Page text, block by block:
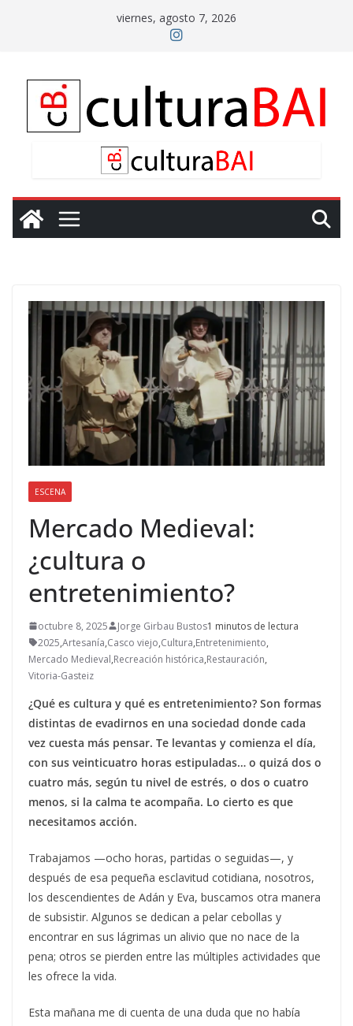
viernes, agosto 7, 2026
ESCENA
Mercado Medieval:
¿cultura o
entretenimiento?
octubre 8, 2025 Jorge Girbau Bustos1 minutos de lectura
2025,Artesanía,Casco viejo,Cultura,Entretenimiento,
Mercado Medieval,Recreación histórica,Restauración,
Vitoria-Gasteiz
¿Qué es cultura y qué es entretenimiento? Son formas
distintas de evadirnos en una sociedad donde cada
vez cuesta más pensar. Te levantas y comienza el día,
con sus veinticuatro horas estipuladas… o quizá dos o
cuatro más, según tu nivel de estrés, o dos o cuatro
menos, si la calma te acompaña. Lo cierto es que
necesitamos acción.
Trabajamos —ocho horas, partidas o seguidas—, y
después de esa pequeña esclavitud cotidiana, nosotros,
los descendientes de Adán y Eva, buscamos otra manera
de subsistir. Algunos se dedican a pelar cebollas y
encontrar en sus lágrimas un alivio que no nace de la
pena; otros se pierden entre las múltiples actividades que
les ofrece la vida.
Esta mañana me di cuenta de una duda que no había